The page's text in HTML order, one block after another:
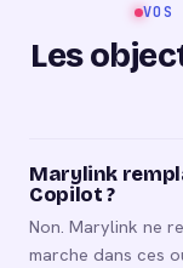
VOS
Les
Marylink
Copilot ?
Non. Marylink ne
marche dans ces